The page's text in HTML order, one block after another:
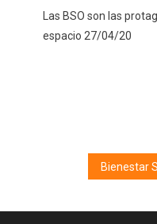
Las BSO son las
espacio 27/04/20